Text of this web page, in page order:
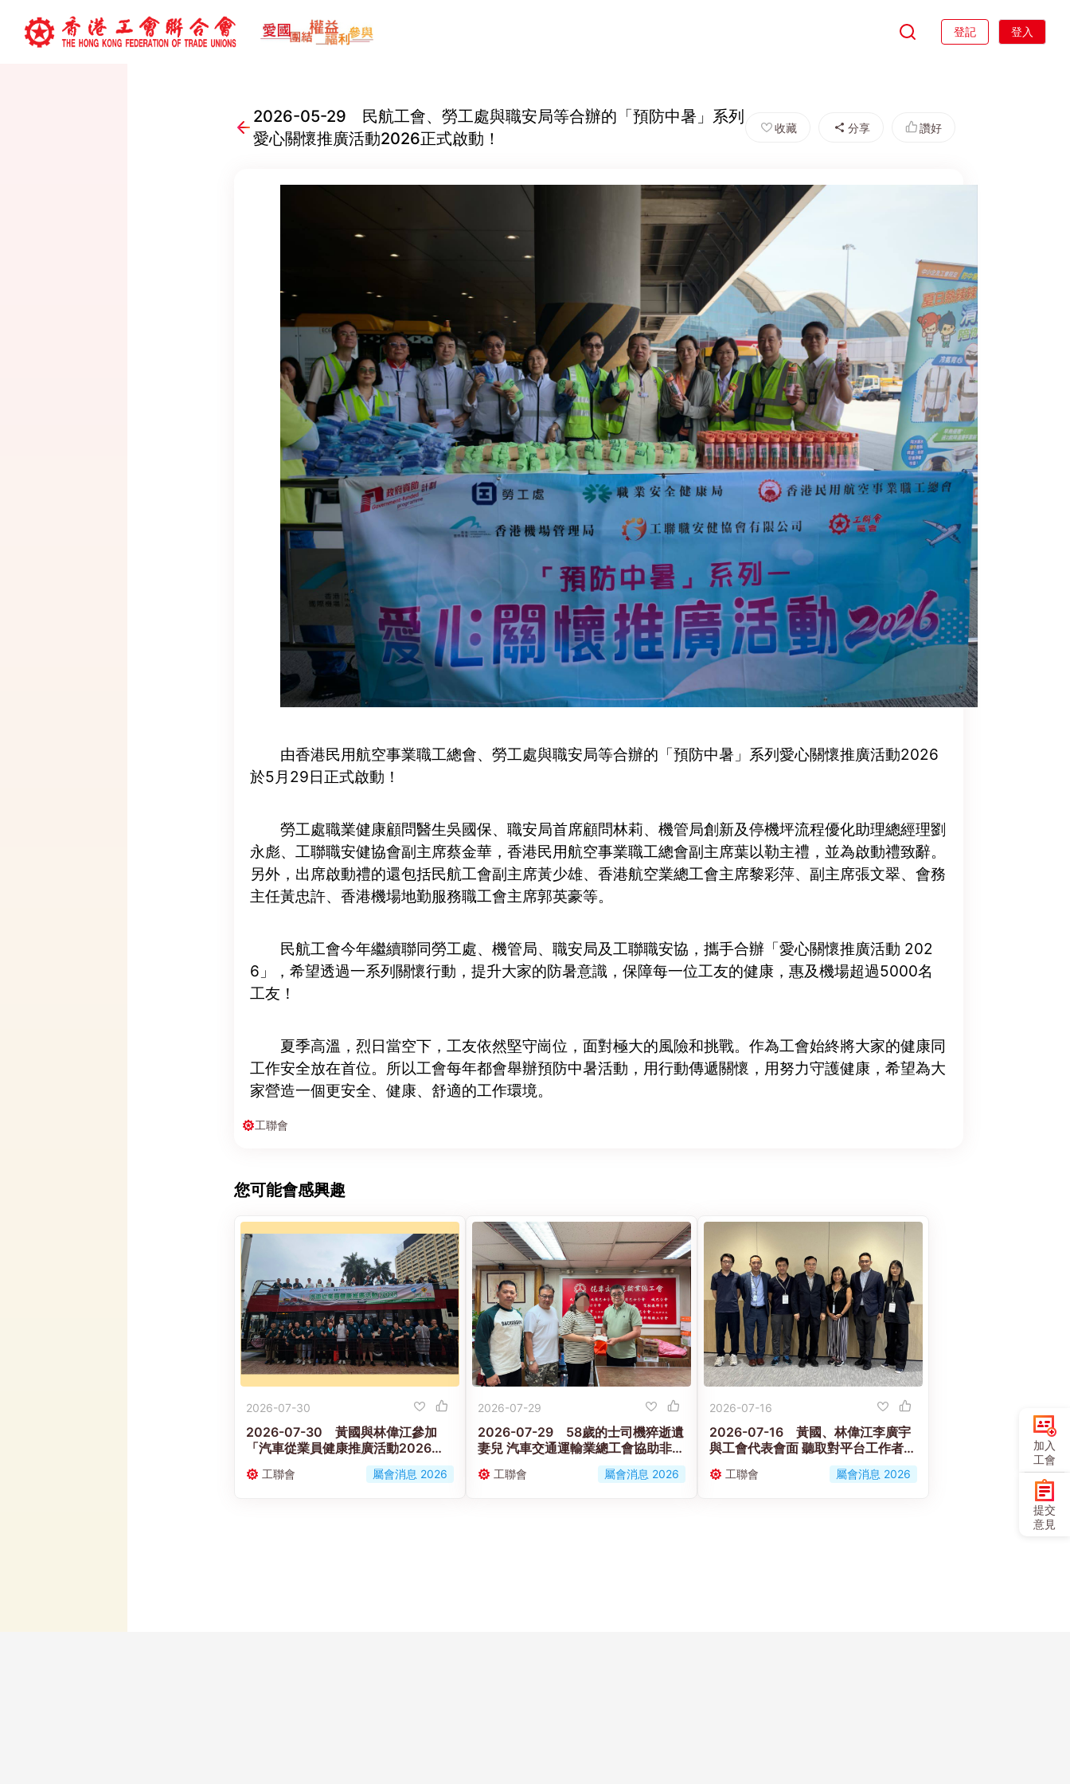
登記 登入
2026-05-29 民航工會、勞工處與職安局等合辦的「預防中暑」系列
愛心關懷推廣活動2026正式啟動！
收藏 分享 讚好
由香港民用航空事業職工總會、勞工處與職安局等合辦的「預防中暑」系列愛心關懷推廣活動2026
於5月29日正式啟動！
勞工處職業健康顧問醫生吳國保、職安局首席顧問林莉、機管局創新及停機坪流程優化助理總經理劉
永彪、工聯職安健協會副主席蔡金華，香港民用航空事業職工總會副主席葉以勒主禮，並為啟動禮致辭。
另外，出席啟動禮的還包括民航工會副主席黃少雄、香港航空業總工會主席黎彩萍、副主席張文翠、會務
主任黃忠許、香港機場地勤服務職工會主席郭英豪等。
民航工會今年繼續聯同勞工處、機管局、職安局及工聯職安協，攜手合辦「愛心關懷推廣活動 202
6」，希望透過一系列關懷行動，提升大家的防暑意識，保障每一位工友的健康，惠及機場超過5000名
工友！
夏季高溫，烈日當空下，工友依然堅守崗位，面對極大的風險和挑戰。作為工會始終將大家的健康同
工作安全放在首位。所以工會每年都會舉辦預防中暑活動，用行動傳遞關懷，用努力守護健康，希望為大
家營造一個更安全、健康、舒適的工作環境。
工聯會
您可能會感興趣
2026-07-30
2026-07-30 黃國與林偉江參加
「汽車從業員健康推廣活動2026」
共同推動業界「職安健」發展
工聯會 屬會消息 2026
2026-07-29
2026-07-29 58歲的士司機猝逝遺
妻兒 汽車交通運輸業總工會協助非會
員家屬申援助金度難關
工聯會 屬會消息 2026
2026-07-16
2026-07-16 黃國、林偉江李廣宇
與工會代表會面 聽取對平台工作者工
傷補償機制立法框架意見
工聯會 屬會消息 2026
加入
工會
提交
意見